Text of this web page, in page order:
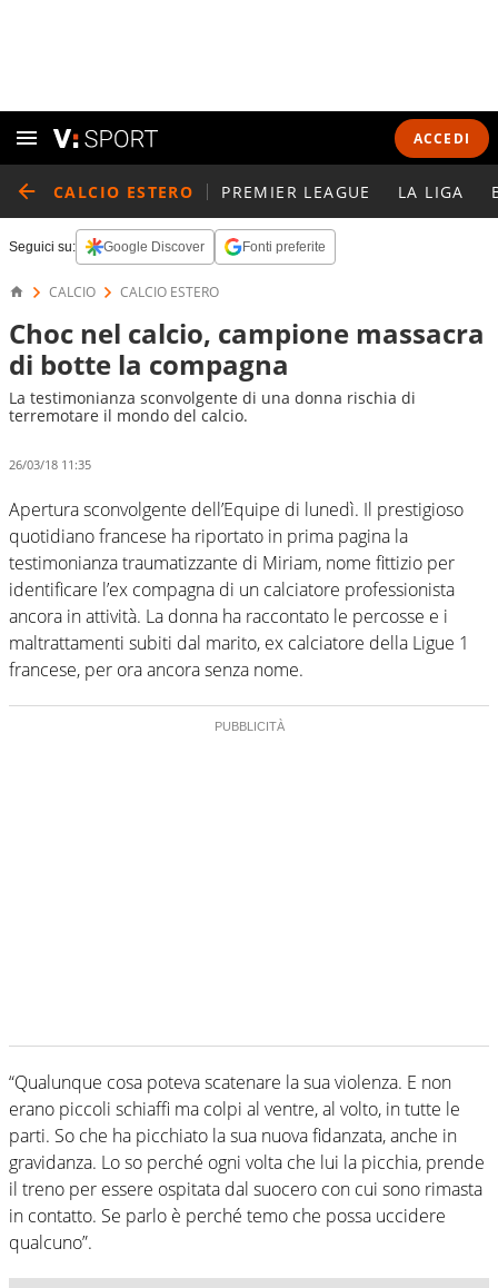
ACCEDI
CALCIO ESTERO PREMIER LEAGUE LA LIGA
Seguici su: Google Discover Fonti preferite
CALCIO CALCIO ESTERO
Choc nel calcio, campione massacra
di botte la compagna
La testimonianza sconvolgente di una donna rischia di
terremotare il mondo del calcio.
26/03/18 11:35
Apertura sconvolgente dell’Equipe di lunedì. Il prestigioso
quotidiano francese ha riportato in prima pagina la
testimonianza traumatizzante di Miriam, nome fittizio per
identificare l’ex compagna di un calciatore professionista
ancora in attività. La donna ha raccontato le percosse e i
maltrattamenti subiti dal marito, ex calciatore della Ligue 1
francese, per ora ancora senza nome.
“Qualunque cosa poteva scatenare la sua violenza. E non
erano piccoli schiaffi ma colpi al ventre, al volto, in tutte le
parti. So che ha picchiato la sua nuova fidanzata, anche in
gravidanza. Lo so perché ogni volta che lui la picchia, prende
il treno per essere ospitata dal suocero con cui sono rimasta
in contatto. Se parlo è perché temo che possa uccidere
qualcuno”.